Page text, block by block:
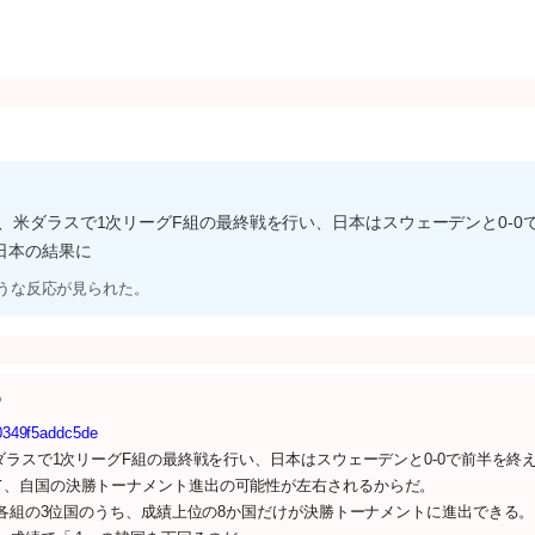
ダラスで1次リーグF組の最終戦を行い、日本はスウェーデンと0-0
本の結果に
反応が見られた。
スで1次リーグF組の最終戦を行い、日本はスウェーデンと0-0で前半を終
自国の決勝トーナメント進出の可能性が左右されるからだ。
の3位国のうち、成績上位の8か国だけが決勝トーナメントに進出できる